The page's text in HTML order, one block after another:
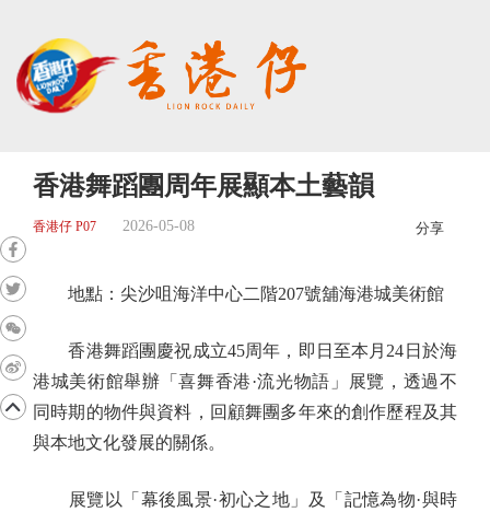
香港舞蹈團周年展顯本土藝韻
香港仔 P07 2026-05-08 分享
地點：尖沙咀海洋中心二階207號舖海港城美術館
香港舞蹈團慶祝成立45周年，即日至本月24日於海
港城美術館舉辦「喜舞香港·流光物語」展覽，透過不
同時期的物件與資料，回顧舞團多年來的創作歷程及其
與本地文化發展的關係。
展覽以「幕後風景·初心之地」及「記憶為物·與時